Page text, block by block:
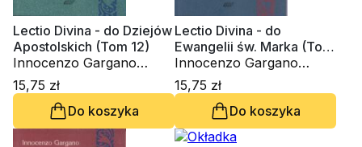
Lectio Divina - do Dziejów
Apostolskich (Tom 12)
Innocenzo Gargano
OSBCam.
15,75 zł
Do koszyka
Lectio Divina - do
Ewangelii św. Marka (Tom
3)
Innocenzo Gargano
OSBCam.
15,75 zł
Do koszyka